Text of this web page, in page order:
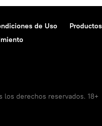
de Uso
derechos reservados. 18+